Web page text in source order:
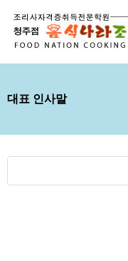
대표 인사말